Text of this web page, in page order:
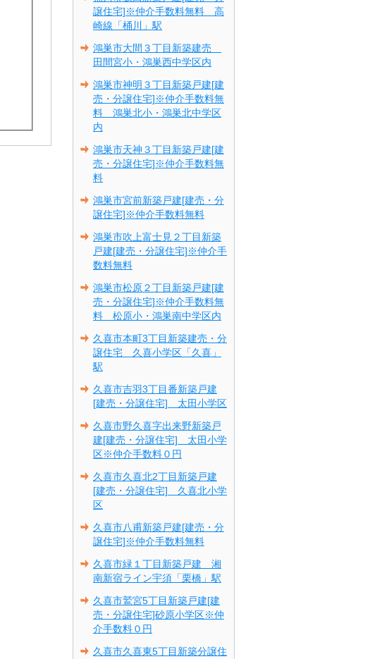
譲住宅]※仲介手数料無料 高
崎線「桶川」駅
鴻巣市大間３丁目新築建売
田間宮小・鴻巣西中学区内
鴻巣市神明３丁目新築戸建[建
売・分譲住宅]※仲介手数料無
料 鴻巣北小・鴻巣北中学区
内
鴻巣市天神３丁目新築戸建[建
売・分譲住宅]※仲介手数料無
料
鴻巣市宮前新築戸建[建売・分
譲住宅]※仲介手数料無料
鴻巣市吹上富士見２丁目新築
戸建[建売・分譲住宅]※仲介手
数料無料
鴻巣市松原２丁目新築戸建[建
売・分譲住宅]※仲介手数料無
料 松原小・鴻巣南中学区内
久喜市本町3丁目新築建売・分
譲住宅 久喜小学区「久喜」
駅
久喜市吉羽3丁目番新築戸建
[建売・分譲住宅] 太田小学区
久喜市野久喜字出来野新築戸
建[建売・分譲住宅] 太田小学
区※仲介手数料０円
久喜市久喜北2丁目新築戸建
[建売・分譲住宅] 久喜北小学
区
久喜市八甫新築戸建[建売・分
譲住宅]※仲介手数料無料
久喜市緑１丁目新築戸建 湘
南新宿ライン宇須「栗橋」駅
久喜市鷲宮5丁目新築戸建[建
売・分譲住宅]砂原小学区※仲
介手数料０円
久喜市久喜東5丁目新築分譲住